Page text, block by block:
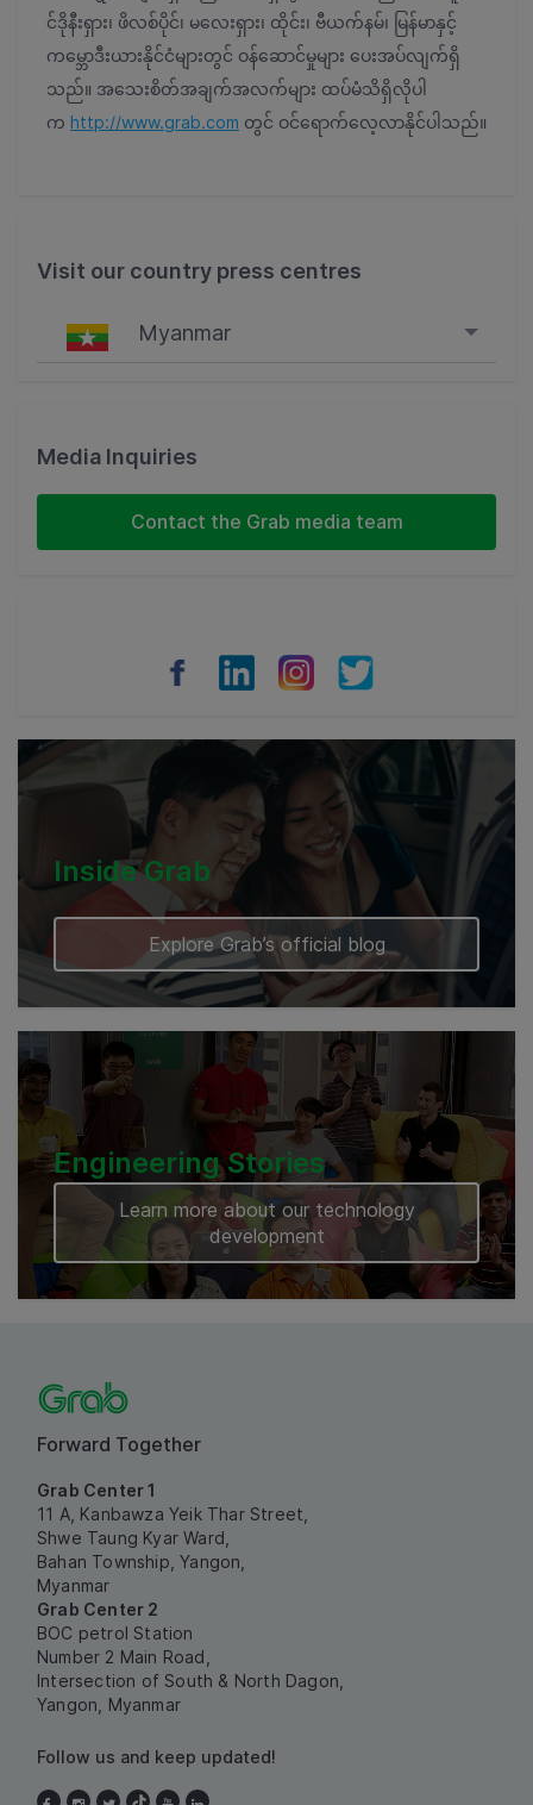
င်ဒိုနီးရှား၊ ဖိလစ်ပိုင်၊ မလေးရှား၊ ထိုင်း၊ ဗီယက်နမ်၊ မြန်မာနှင့်
ကမ္ဘောဒီးယားနိုင်ငံများတွင် ဝန်ဆောင်မှုများ ပေးအပ်လျက်ရှိ
သည်။ အသေးစိတ်အချက်အလက်များ ထပ်မံသိရှိလိုပါ
က http://www.grab.com တွင် ဝင်ရောက်လေ့လာနိုင်ပါသည်။
Visit our country press centres
Myanmar
Malaysia
Vietnam
Myanmar
Cambodia
Media Inquiries
Contact the Grab media team
Inside Grab
Explore Grab’s official blog
Engineering Stories
Learn more about our technology
development
Forward Together
Grab Center 1
11 A, Kanbawza Yeik Thar Street,
Shwe Taung Kyar Ward,
Bahan Township, Yangon,
Myanmar
Grab Center 2
BOC petrol Station
Number 2 Main Road,
Intersection of South & North Dagon,
Yangon, Myanmar
Follow us and keep updated!